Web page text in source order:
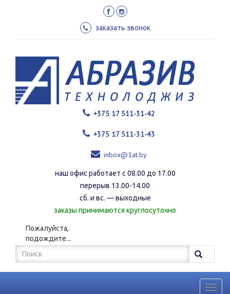
заказать звонок
+375 17 511-31-42
+375 17 511-31-43
inbox@1at.by
наш офис работает с 08.00 до 17.00
перерыв 13.00-14.00
сб. и вс. — выходные
заказы принимаются круглосуточно
Пожалуйста,
подождите...
Форма
поиска
Поиск